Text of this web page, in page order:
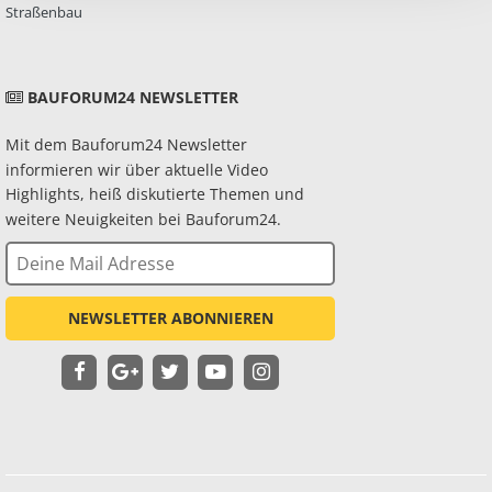
Straßenbau
BAUFORUM24 NEWSLETTER
Mit dem Bauforum24 Newsletter
informieren wir über aktuelle Video
Highlights, heiß diskutierte Themen und
weitere Neuigkeiten bei Bauforum24.
NEWSLETTER ABONNIEREN